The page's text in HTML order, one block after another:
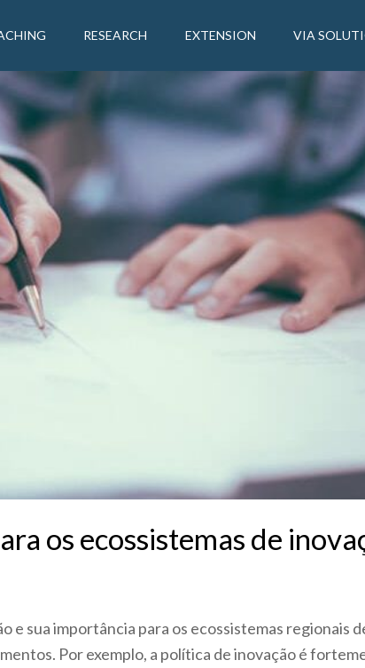
RESEARCH EXTENSION VIA
os ecossistemas de
e sua importância para os ecossistemas regionais
Por exemplo, a política de inovação é